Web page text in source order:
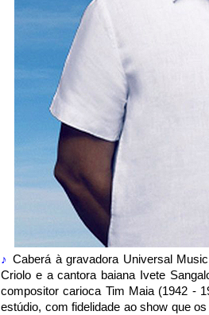
♪ Caberá à gravadora Universal
Criolo e a cantora baiana Ivete
compositor carioca Tim Maia (1942 -
estúdio, com fidelidade ao show que